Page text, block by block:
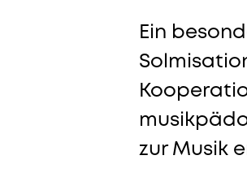
Ein
zur Musik